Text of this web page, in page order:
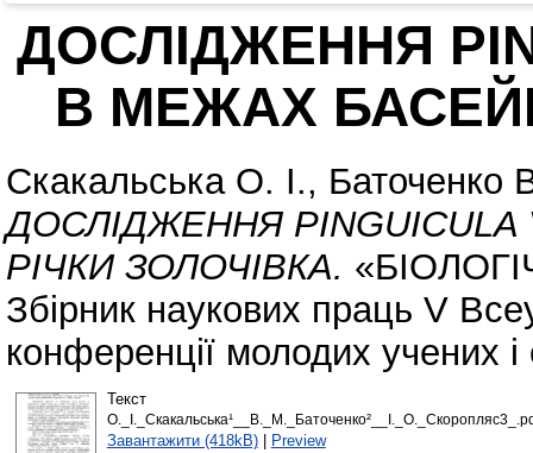
ДОСЛІДЖЕННЯ
В МЕЖАХ
Скакальська О. І., Баточенко
ДОСЛІДЖЕННЯ
РІЧКИ ЗОЛОЧІВКА.
Збірник наукових праць V
конференції молодих учених
Текст
Завантажити (418kB)| Preview